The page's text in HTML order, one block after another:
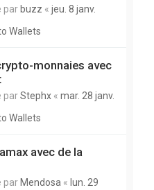
parbuzz « jeu. 8 janv.
Wallets
monnaies avec
parStephx « mar. 28 janv.
Wallets
avec de la
parMendosa « lun. 29